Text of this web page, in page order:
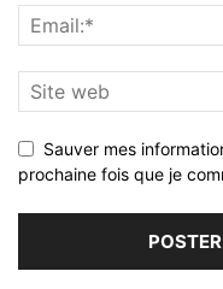
Sauver mes
prochaine fois que je